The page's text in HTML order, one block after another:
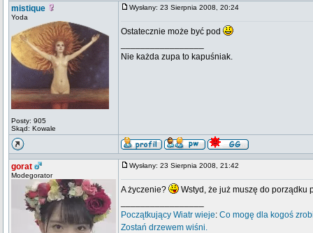
mistique
Yoda
Posty: 905
Skąd: Kowale
Wysłany: 23 Sierpnia 2008, 20:24
Ostatecznie może być pod
Nie każda zupa to kapuśniak.
gorat
Modegorator
Wysłany: 23 Sierpnia 2008, 21:42
A życzenie?
Wstyd, że już muszę do porządku
Początkujący Wiatr wieje: Co mogę dla kogoś
Zostań drzewem wiśni.